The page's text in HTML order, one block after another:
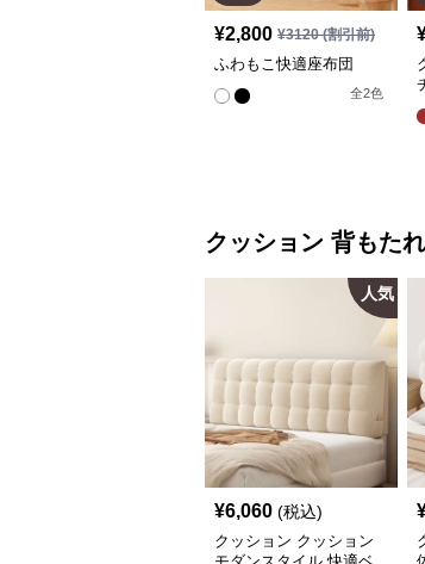
¥2,800 ¥3120(割引前)
ふわもこ快適座布団
全2色
クッション 背もたれ
人気
¥6,060 (税込)
クッション クッション